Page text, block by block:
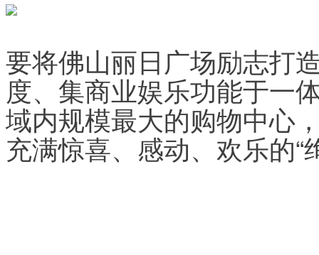
要将佛山丽日广场励志打
度、集商业娱乐功能于一
域内规模最大的购物中心
充满惊喜、感动、欢乐的“